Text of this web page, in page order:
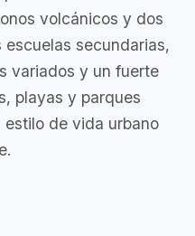
volcánicos y dos
secundarias,
variados y un fuerte
playas y parques
de vida urbano